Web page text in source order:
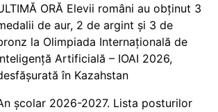
ORĂ Elevii români au obținut 3
de aur, 2 de argint și 3 de
la Olimpiada Internațională de
Artificială – IOAI 2026,
în Kazahstan
școlar 2026-2027. Lista posturilor